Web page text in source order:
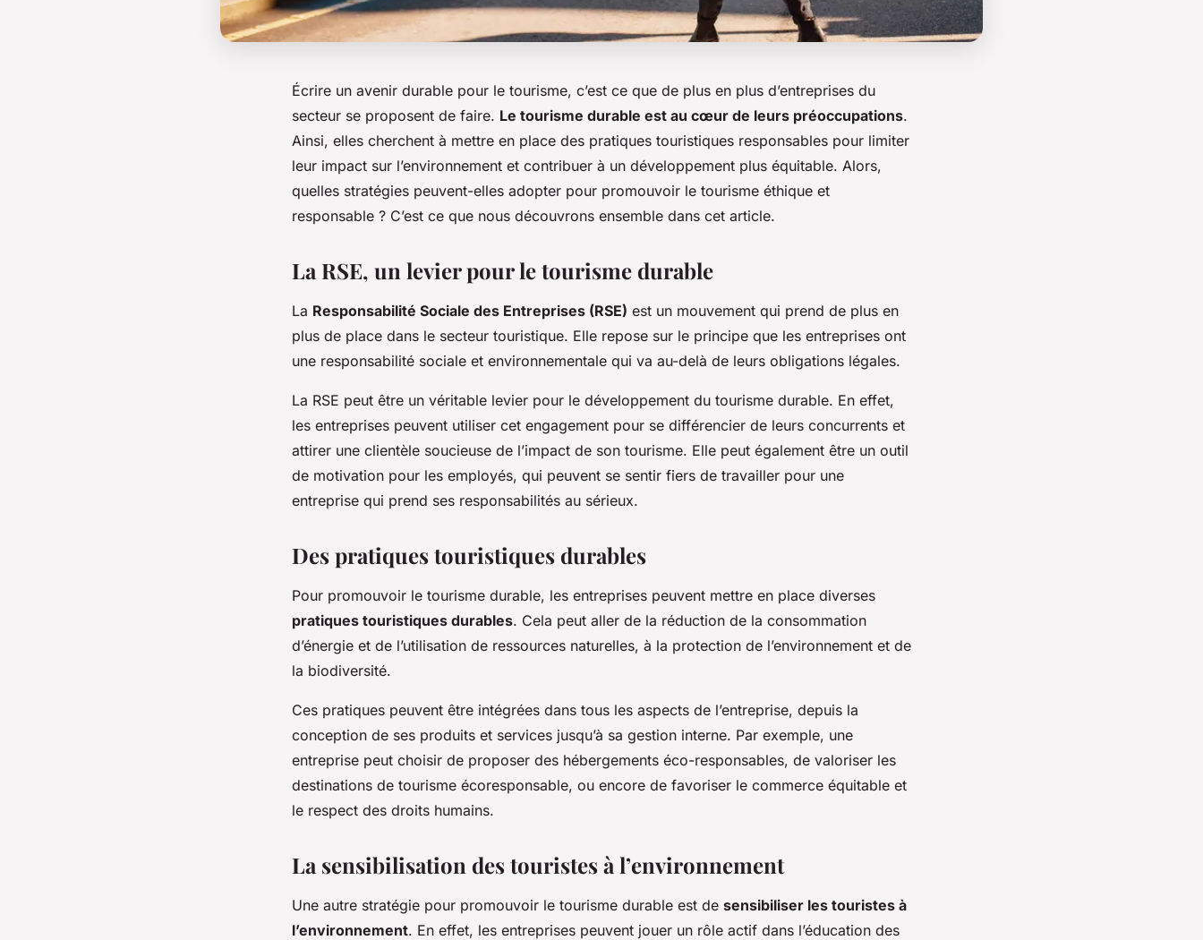
Écrire un avenir durable pour le tourisme, c’est ce que de plus en plus d’entreprises du
secteur se proposent de faire. Le tourisme durable est au cœur de leurs préoccupations.
Ainsi, elles cherchent à mettre en place des pratiques touristiques responsables pour limiter
leur impact sur l’environnement et contribuer à un développement plus équitable. Alors,
quelles stratégies peuvent-elles adopter pour promouvoir le tourisme éthique et
responsable ? C’est ce que nous découvrons ensemble dans cet article.
La RSE, un levier pour le tourisme durable
La Responsabilité Sociale des Entreprises (RSE) est un mouvement qui prend de plus en
plus de place dans le secteur touristique. Elle repose sur le principe que les entreprises ont
une responsabilité sociale et environnementale qui va au-delà de leurs obligations légales.
La RSE peut être un véritable levier pour le développement du tourisme durable. En effet,
les entreprises peuvent utiliser cet engagement pour se différencier de leurs concurrents et
attirer une clientèle soucieuse de l’impact de son tourisme. Elle peut également être un outil
de motivation pour les employés, qui peuvent se sentir fiers de travailler pour une
entreprise qui prend ses responsabilités au sérieux.
Des pratiques touristiques durables
Pour promouvoir le tourisme durable, les entreprises peuvent mettre en place diverses
pratiques touristiques durables. Cela peut aller de la réduction de la consommation
d’énergie et de l’utilisation de ressources naturelles, à la protection de l’environnement et de
la biodiversité.
Ces pratiques peuvent être intégrées dans tous les aspects de l’entreprise, depuis la
conception de ses produits et services jusqu’à sa gestion interne. Par exemple, une
entreprise peut choisir de proposer des hébergements éco-responsables, de valoriser les
destinations de tourisme écoresponsable, ou encore de favoriser le commerce équitable et
le respect des droits humains.
La sensibilisation des touristes à l’environnement
Une autre stratégie pour promouvoir le tourisme durable est de sensibiliser les touristes à
l’environnement. En effet, les entreprises peuvent jouer un rôle actif dans l’éducation des